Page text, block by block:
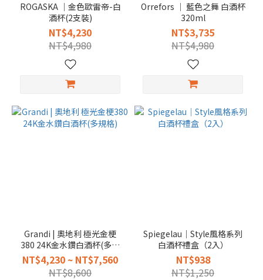
ROGASKA │金色歐雷帝-白
酒杯(2支裝)
NT$4,230
NT$4,980
Orrefors │ 藍色之舞 白酒杯
320ml
NT$3,735
NT$4,980
Grandi | 奧地利 極光金梗
380 24K金水鑽白酒杯(多規
格)
NT$4,230 ~ NT$7,560
NT$8,600
Spiegelau｜Style風格系列
白酒杯禮盒（2入）
NT$938
NT$1,250